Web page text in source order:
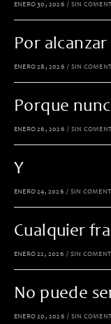
ENERO 30, 2026 / SIN
Por
ENERO 28, 2026 / SIN
Porque
ENERO 26, 2026 / SIN
Y
ENERO 24, 2026 / SIN
Cualquier
ENERO 22, 2026 / SIN
No puede
ENERO 20, 2026 / SIN